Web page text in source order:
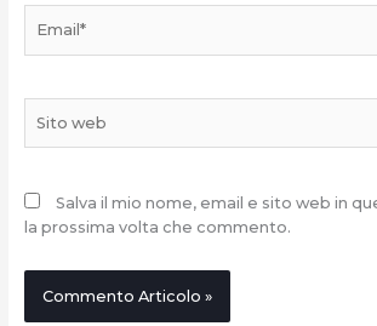
web
Salva il mio nome, email e sito web in
la prossima volta che commento.